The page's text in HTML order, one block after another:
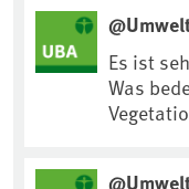
https://
Es ist
Was